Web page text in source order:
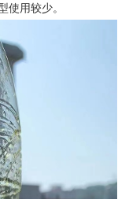
使用较少。